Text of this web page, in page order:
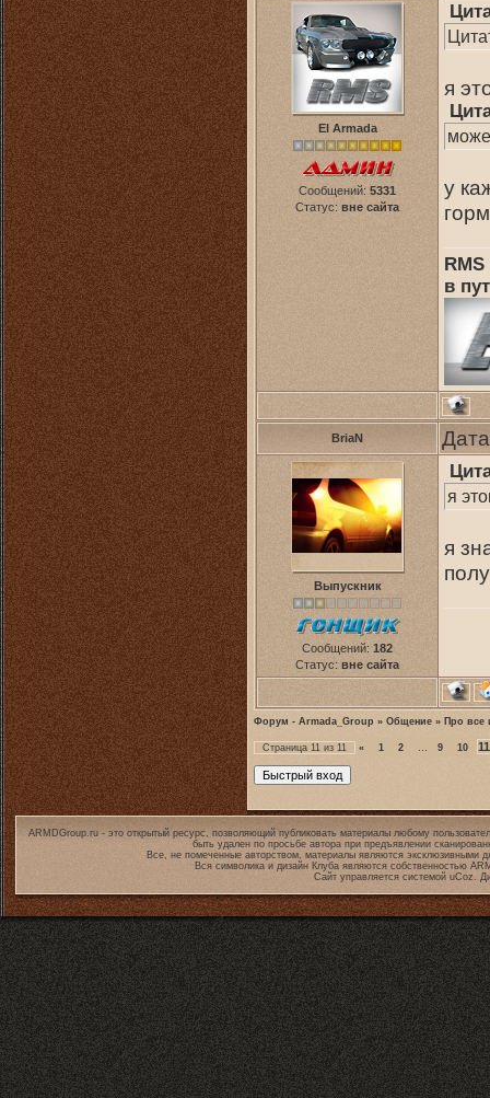
El Armada
Сообщений: 5331
Статус: вне сайта
я
у
в
BriaN
Выпускник
Сообщений: 182
Статус: вне сайта
я
я
Форум - Armada_Group » Общение » Про все
Страница 11 из 11 « 1 2 … 9 10 11
ARMDGroup.ru - это открытый ресурс, позволяющий публиковать материалы любому
быть удален по просьбе автора при предъявлении
Все, не помеченные авторством, материалы являются эксклюзивными
Вся символика и дизайн Клуба являются собственностью
Сайт управляется системой uCoz.